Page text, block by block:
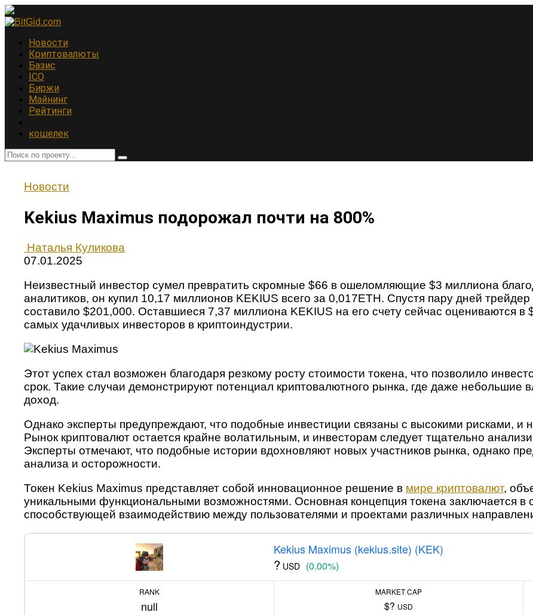
Новости
Криптовалюты
Базис
ICO
Биржи
Майнинг
Рейтинги
кошелек
Новости
Kekius Maximus подорожал почти на 800%
Наталья Куликова
07.01.2025
Неизвестный инвестор сумел превратить скромные $66 в ошеломляющие $3 миллиона
аналитиков, он купил 10,17 миллионов KEKIUS всего за 0,017ETH. Спустя пару дней
составило $201,000. Оставшиеся 7,37 миллиона KEKIUS на его счету сейчас оцениваются в
самых удачливых инвесторов в криптоиндустрии.
Этот успех стал возможен благодаря резкому росту стоимости токена, что позволило
срок. Такие случаи демонстрируют потенциал криптовалютного рынка, где даже небольшие
доход.
Однако эксперты предупреждают, что подобные инвестиции связаны с высокими рисками, и
Рынок криптовалют остается крайне волатильным, и инвесторам следует тщательно
Эксперты отмечают, что подобные истории вдохновляют новых участников рынка, однако
анализа и осторожности.
Токен Kekius Maximus представляет собой инновационное решение в мире криптовалют,
уникальными функциональными возможностями. Основная концепция токена заключается в
способствующей взаимодействию между пользователями и проектами различных
Kekius Maximus (kekius.site) (KEK)
? USD (0.00%)
RANK
null
MARKET CAP
$? USD